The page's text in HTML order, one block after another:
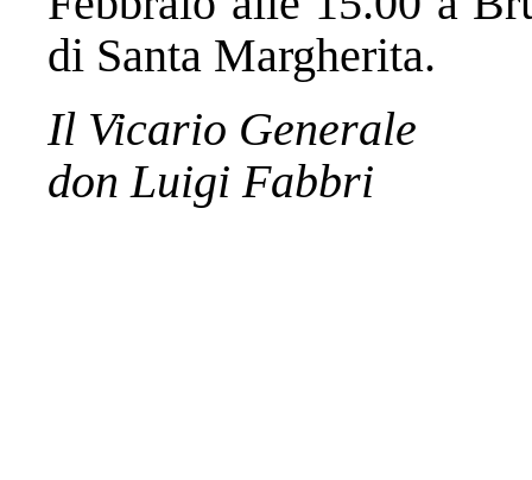
di Santa Margherita.
Il Vicario Generale
don Luigi Fabbri